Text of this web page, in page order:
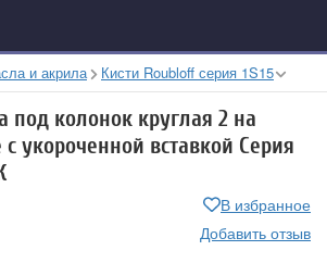
и акрила Кисти Roubloff серия 1S15
под колонок круглая 2 на
с укороченной вставкой Серия
В избранное
Добавить отзыв